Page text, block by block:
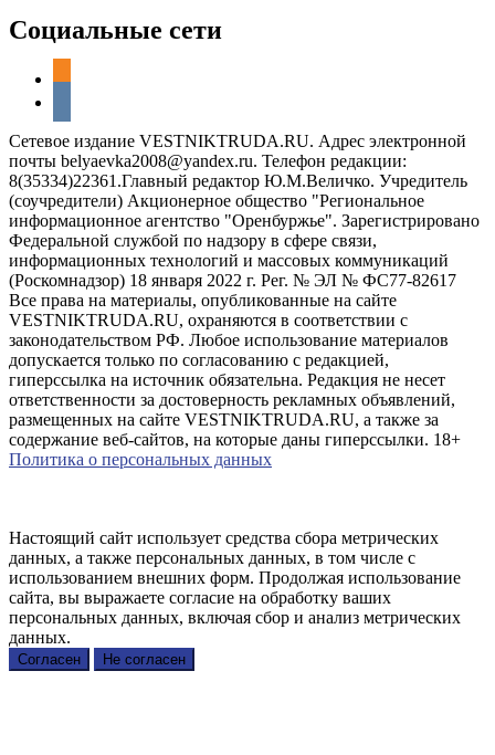
Социальные сети
Сетевое издание VESTNIKTRUDA.RU. Адрес электронной
почты belyaevka2008@yandex.ru. Телефон редакции:
8(35334)22361.Главный редактор Ю.М.Величко. Учредитель
(соучредители) Акционерное общество "Региональное
информационное агентство "Оренбуржье". Зарегистрировано
Федеральной службой по надзору в сфере связи,
информационных технологий и массовых коммуникаций
(Роскомнадзор) 18 января 2022 г. Рег. № ЭЛ № ФС77-82617
Все права на материалы, опубликованные на сайте
VESTNIKTRUDA.RU, охраняются в соответствии с
законодательством РФ. Любое использование материалов
допускается только по согласованию с редакцией,
гиперссылка на источник обязательна. Редакция не несет
ответственности за достоверность рекламных объявлений,
размещенных на сайте VESTNIKTRUDA.RU, а также за
содержание веб-сайтов, на которые даны гиперссылки. 18+
Политика о персональных данных
Настоящий сайт использует средства сбора метрических
данных, а также персональных данных, в том числе с
использованием внешних форм. Продолжая использование
сайта, вы выражаете согласие на обработку ваших
персональных данных, включая сбор и анализ метрических
данных.
Согласен Не согласен